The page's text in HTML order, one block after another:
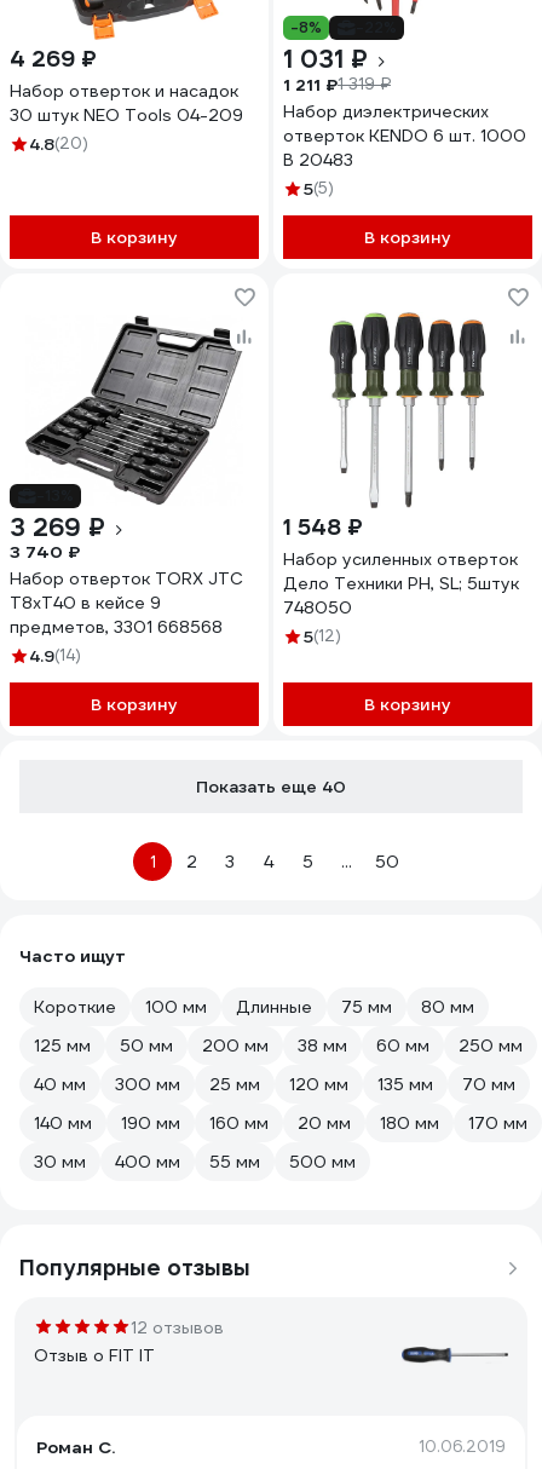
4 269 ₽
Набор отверток и насадок
30 штук NEO Tools 04-209
4.8(20)
В корзину
-8%
1 031 ₽
1 211 ₽1 319 ₽
Набор диэлектрических
отверток KENDO 6 шт. 1000
В 20483
5(5)
В корзину
3 269 ₽
3 740 ₽
Набор отверток TORX JTC
T8xT40 в кейсе 9
предметов, 3301 668568
4.9(14)
В корзину
1 548 ₽
Набор усиленных отверток
Дело Техники PH, SL; 5штук
748050
5(12)
В корзину
Показать еще 40
1 2 3 4 5 ... 50
Часто ищут
Короткие 100 мм Длинные 75 мм
80 мм
125 мм
50 мм 200 мм 38 мм 60 мм
250 мм
40 мм
300 мм 25 мм 120 мм 135 мм
70 мм
140 мм
190 мм 160 мм 20 мм 180 мм
170 мм
30 мм
400 мм 55 мм 500 мм
Популярные отзывы
12 отзывов
Отзыв о FIT IT
Роман С. 10.06.2019